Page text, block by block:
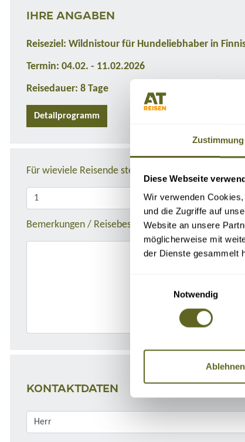
Zustimmung
Diese Webseite
Wir verwenden
und die Zugriffe auf
Website an unsere
möglicherweise mit
der Dienste gesammelt
Notwendig
Ablehnen
IHRE ANGABEN
Reiseziel: Wildnistour für Hundeliebhaber in
Termin: 04.02. - 11.02.2026
Reisedauer: 8 Tage
Detailprogramm
Für wieviele Reisende stellen Sie die Anfrage?
Bemerkungen / Reisebeschreibung
KONTAKTDATEN